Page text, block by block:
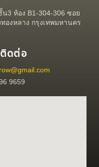
3 ห้อง B1-304-306 ซอย
งหลาง กรุงเทพมหานคร
ดต่อ
9659